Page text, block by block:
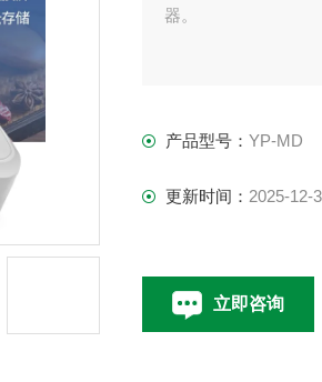
器。
产品型号：YP-MD
更新时间： 2025-12-
立即咨询